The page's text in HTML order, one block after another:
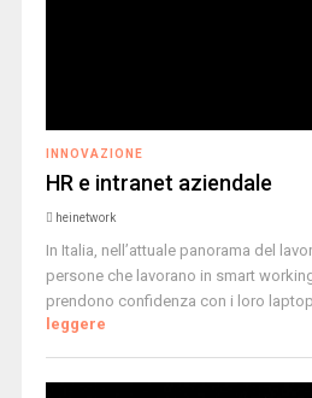
INNOVAZIONE
HR e intranet aziendale
heinetwork
In Italia, nell’attuale panorama del
persone che lavorano in smart
prendono confidenza con i loro
leggere